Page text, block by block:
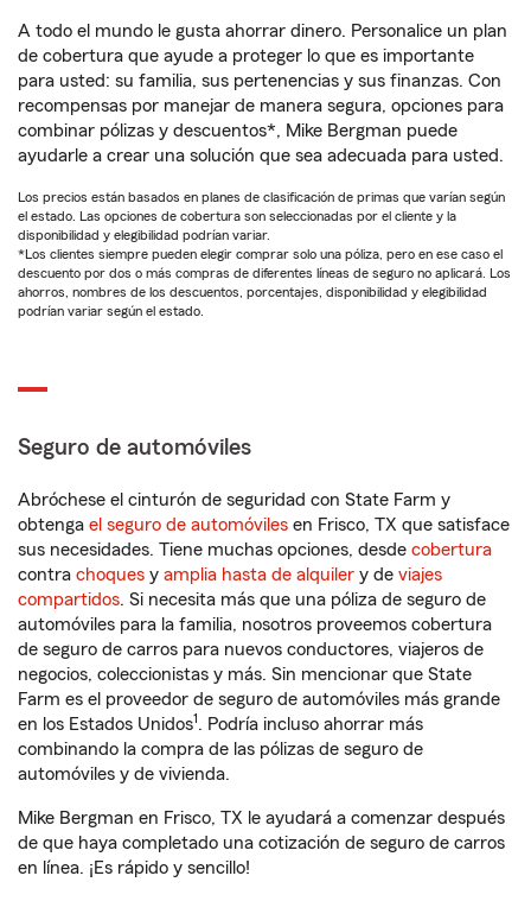
A todo el mundo le gusta ahorrar dinero. Personalice un plan
de cobertura que ayude a proteger lo que es importante
para usted: su familia, sus pertenencias y sus finanzas. Con
recompensas por manejar de manera segura, opciones para
combinar pólizas y descuentos*, Mike Bergman puede
ayudarle a crear una solución que sea adecuada para usted.
Los precios están basados en planes de clasificación de primas que varían según
el estado. Las opciones de cobertura son seleccionadas por el cliente y la
disponibilidad y elegibilidad podrían variar.
*Los clientes siempre pueden elegir comprar solo una póliza, pero en ese caso el
descuento por dos o más compras de diferentes líneas de seguro no aplicará. Los
ahorros, nombres de los descuentos, porcentajes, disponibilidad y elegibilidad
podrían variar según el estado.
Seguro de automóviles
Abróchese el cinturón de seguridad con State Farm y
obtenga el seguro de automóviles en Frisco, TX que satisface
sus necesidades. Tiene muchas opciones, desde cobertura
contra choques y amplia hasta de alquiler y de viajes
compartidos. Si necesita más que una póliza de seguro de
automóviles para la familia, nosotros proveemos cobertura
de seguro de carros para nuevos conductores, viajeros de
negocios, coleccionistas y más. Sin mencionar que State
Farm es el proveedor de seguro de automóviles más grande
en los Estados Unidos1. Podría incluso ahorrar más
combinando la compra de las pólizas de seguro de
automóviles y de vivienda.
Mike Bergman en Frisco, TX le ayudará a comenzar después
de que haya completado una cotización de seguro de carros
en línea. ¡Es rápido y sencillo!